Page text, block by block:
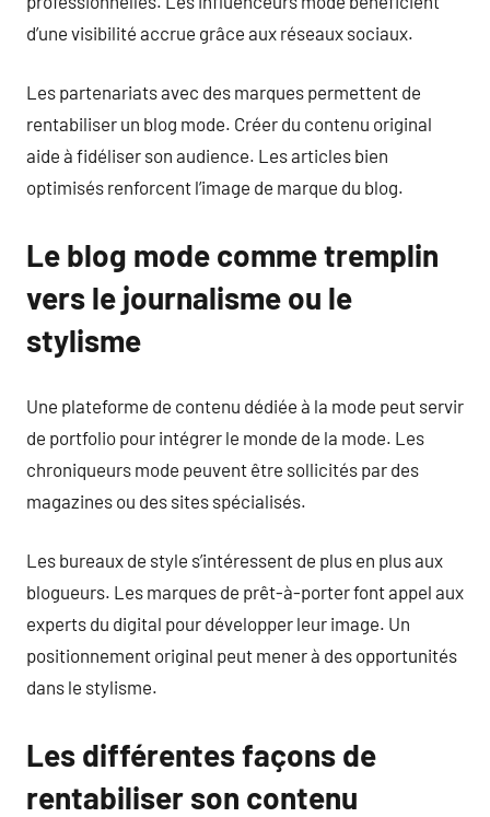
d’une visibilité accrue grâce aux réseaux sociaux.
Les partenariats avec des marques permettent de
rentabiliser un blog mode. Créer du contenu original
aide à fidéliser son audience. Les articles bien
optimisés renforcent l’image de marque du blog.
Le blog mode comme tremplin
vers le journalisme ou le
stylisme
Une plateforme de contenu dédiée à la mode peut servir
de portfolio pour intégrer le monde de la mode. Les
chroniqueurs mode peuvent être sollicités par des
magazines ou des sites spécialisés.
Les bureaux de style s’intéressent de plus en plus aux
blogueurs. Les marques de prêt-à-porter font appel aux
experts du digital pour développer leur image. Un
positionnement original peut mener à des opportunités
dans le stylisme.
Les différentes façons de
rentabiliser son contenu